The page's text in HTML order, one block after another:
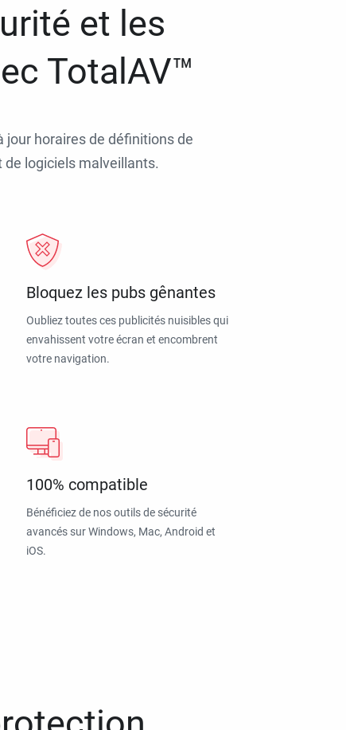
et les
TotalAV™
jour horaires de définitions de
logiciels malveillants.
Bloquez les pubs gênantes
Oubliez toutes ces publicités nuisibles qui
envahissent votre écran et encombrent
votre navigation.
100% compatible
Bénéficiez de nos outils de sécurité
avancés sur Windows, Mac, Android et
iOS.